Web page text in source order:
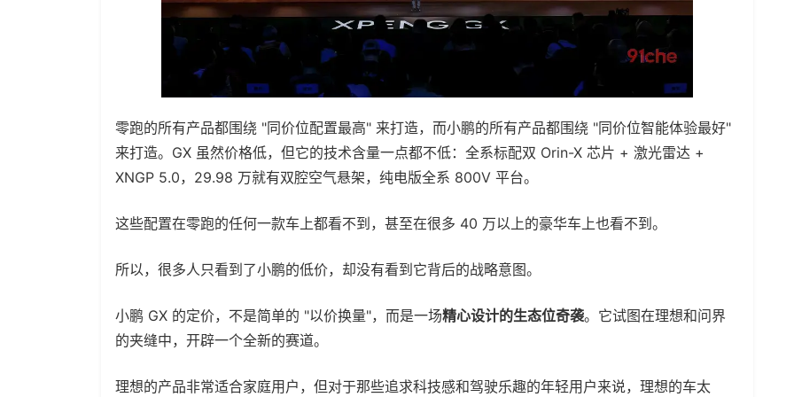
零跑的所有产品都围绕 "同价位配置最高" 来打造，而小鹏的所有产品都围绕 "同价位智能体验最好"
来打造。GX 虽然价格低，但它的技术含量一点都不低：全系标配双 Orin-X 芯片 + 激光雷达 +
XNGP 5.0，29.98 万就有双腔空气悬架，纯电版全系 800V 平台。
这些配置在零跑的任何一款车上都看不到，甚至在很多 40 万以上的豪华车上也看不到。
所以，很多人只看到了小鹏的低价，却没有看到它背后的战略意图。
小鹏 GX 的定价，不是简单的 "以价换量"，而是一场精心设计的生态位奇袭。它试图在理想和问界
的夹缝中，开辟一个全新的赛道。
理想的产品非常适合家庭用户，但对于那些追求科技感和驾驶乐趣的年轻用户来说，理想的车太